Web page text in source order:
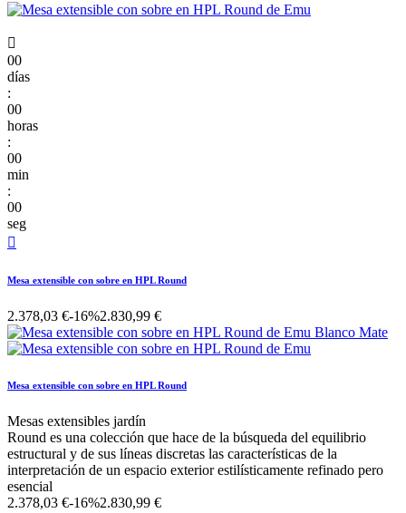

00
días
:
00
horas
:
00
min
:
00
seg

Mesa extensible con sobre en HPL Round
2.378,03 €-16%2.830,99 €
Mesa extensible con sobre en HPL Round
Mesas extensibles jardín
Round es una colección que hace de la búsqueda del equilibrio
estructural y de sus líneas discretas las características de la
interpretación de un espacio exterior estilísticamente refinado pero
esencial
2.378,03 €-16%2.830,99 €